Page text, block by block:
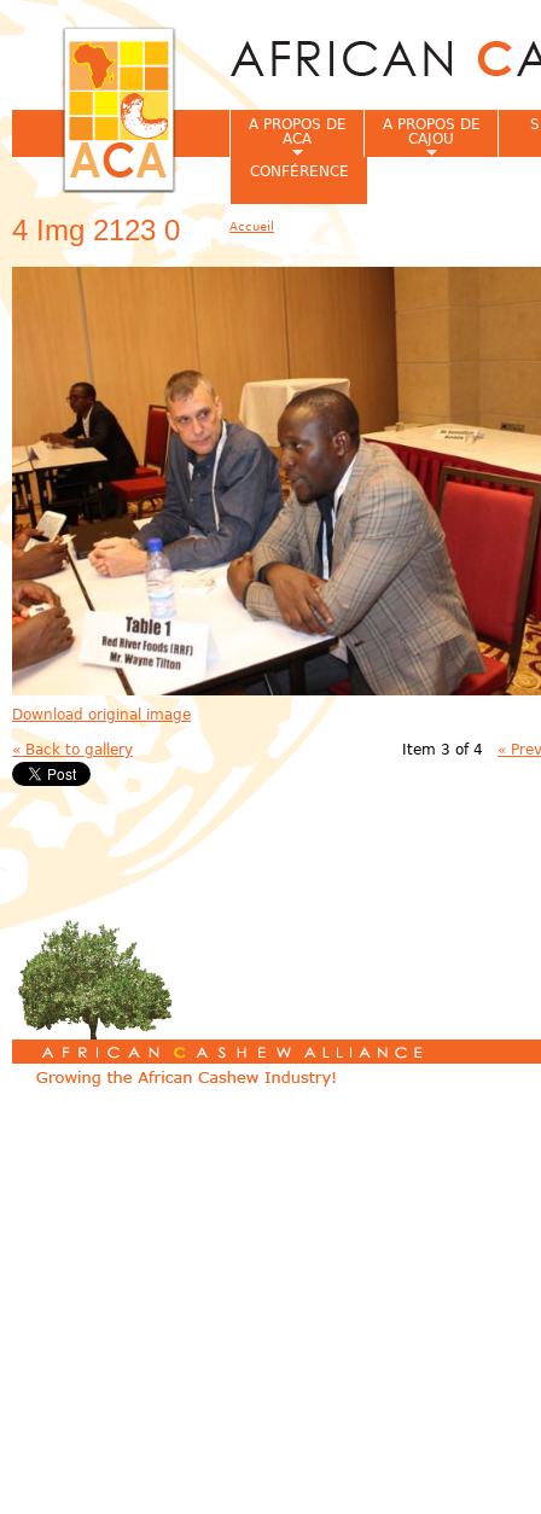
4 Img 2123 0
Download original image
« Back to gallery Item 3 of 4 «
A PROPOS DE
ACA
A PROPOS DE
CAJOU
CONFÉRENCE
Vous êtes ici
Accueil